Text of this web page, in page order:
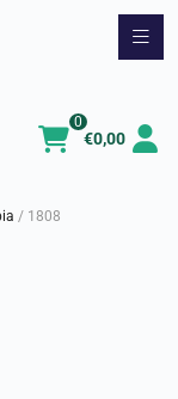
€0,00
0
/ 1808